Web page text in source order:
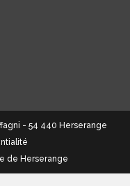
- 54 440 Herserange
de Herserange